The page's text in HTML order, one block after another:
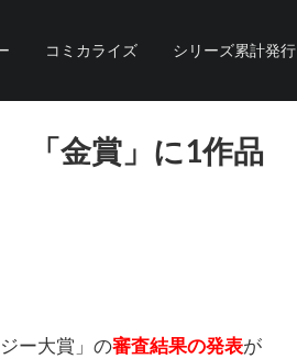
コミカライズ シリーズ累計発行
「金賞」に1作品
ー大賞」の審査結果の発表が